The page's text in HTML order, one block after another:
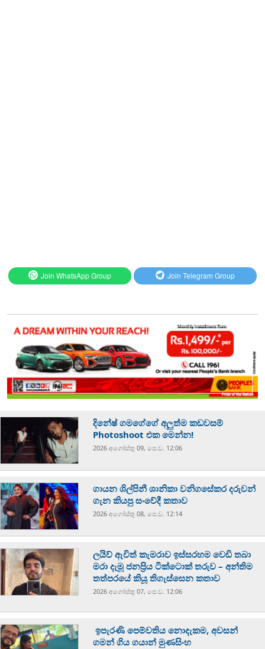
Join WhatsApp Group Join Telegram Group
දිනේෂ් ගමගේගේ අලුත්ම කඩවසම්
Photoshoot එක මෙන්න!
2026 අගෝස්‍තු 09, පෙ.ව. 12:06
ගායන ශිල්පිනී ශානිකා වනිගසේකර දරුවන්
ගැන කියපු සංවේදී කතාව
2026 අගෝස්‍තු 08, පෙ.ව. 12:14
ලයිව් ඇවිත් කැමරාව ඉස්සරහම වෙඩි තබා
මරා දැමූ ජනප්‍රිය ටික්ටොක් තරුව – අන්තිම
තත්පරයේ කියූ තිගැස්සෙන කතාව
2026 අගෝස්‍තු 07, පෙ.ව. 12:06
ඉපැරණි පෙම්වතිය නොදැකම, අවසන්
ගමන් ගිය ගයාන් මුණසිංහ